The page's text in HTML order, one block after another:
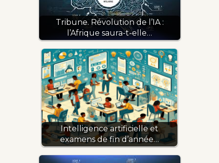
Tribune. Révolution de l’IA :
l’Afrique saura-t-elle…
Intelligence artificielle et
examens de fin d’année…